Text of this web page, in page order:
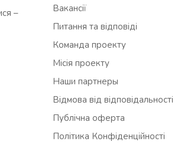
–
Вакансії
Питання та відповіді
Команда проекту
Місія проекту
Наши партнеры
Відмова від відповідальності
Публічна оферта
Політика Конфіденційності